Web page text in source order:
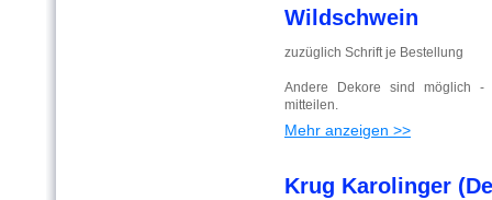
Wildschwein
zuzüglich Schrift je Bestellung
Andere Dekore sind möglich -
mitteilen.
Mehr anzeigen >>
Krug Karolinger